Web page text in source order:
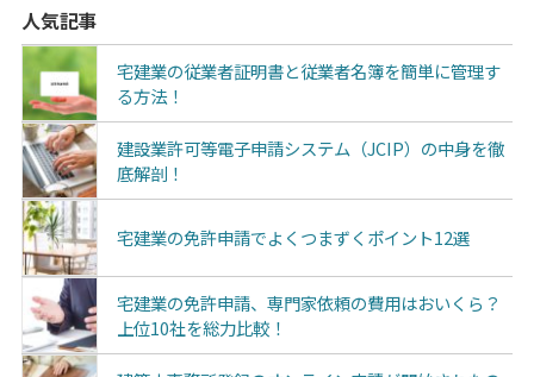
人気記事
宅建業の従業者証明書と従業者名簿を簡単に管理す
る方法！
建設業許可等電子申請システム（JCIP）の中身を徹
底解剖！
宅建業の免許申請でよくつまずくポイント12選
宅建業の免許申請、専門家依頼の費用はおいくら？
上位10社を総力比較！